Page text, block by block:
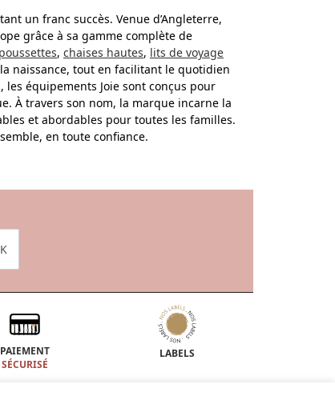
un franc succès. Venue d’Angleterre,
grâce à sa gamme complète de
poussettes, chaises hautes, lits de voyage
naissance, tout en facilitant le quotidien
équipements Joie sont conçus pour
À travers son nom, la marque incarne la
et abordables pour toutes les familles.
en toute confiance.
PAIEMENT
SÉCURISÉ
LABELS